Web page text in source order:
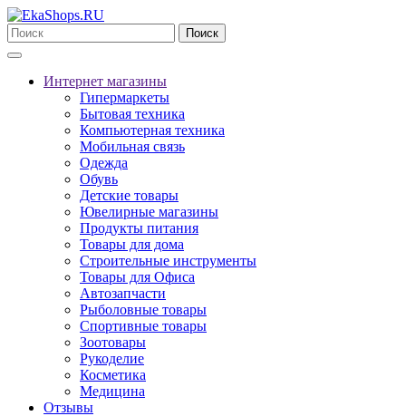
Поиск
Интернет магазины
Гипермаркеты
Бытовая техника
Компьютерная техника
Мобильная связь
Одежда
Обувь
Детские товары
Ювелирные магазины
Продукты питания
Товары для дома
Строительные инструменты
Товары для Офиса
Автозапчасти
Рыболовные товары
Спортивные товары
Зоотовары
Рукоделие
Косметика
Медицина
Отзывы